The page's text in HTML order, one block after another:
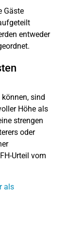
Gäste
entweder
sind
Höhe als
strengen
oder
Urteil vom
als